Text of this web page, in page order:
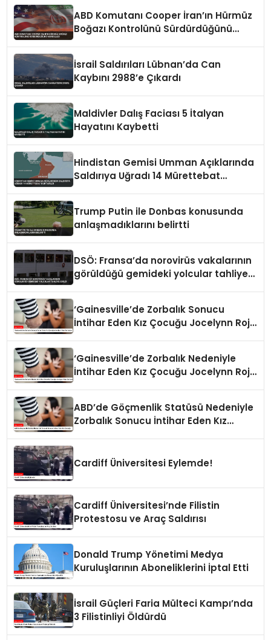
ABD Komutanı Cooper İran’ın Hürmüz
Boğazı Kontrolünü Sürdürdüğünü
İsrail Saldırıları Lübnan’da Can
Kaybını 2988’e Çıkardı
Maldivler Dalış Faciası 5 İtalyan
Hayatını Kaybetti
Hindistan Gemisi Umman Açıklarında
Saldırıya Uğradı 14 Mürettebat
Trump Putin ile Donbas konusunda
anlaşmadıklarını belirtti
DSÖ: Fransa’da norovirüs vakalarının
görüldüğü gemideki yolcular tahliye
‘Gainesville’de Zorbalık Sonucu
İntihar Eden Kız Çocuğu Jocelynn Rojo
‘Gainesville’de Zorbalık Nedeniyle
İntihar Eden Kız Çocuğu Jocelynn Rojo
ABD’de Göçmenlik Statüsü Nedeniyle
Zorbalık Sonucu İntihar Eden Kız
Cardiff Üniversitesi Eylemde!
Cardiff Üniversitesi’nde Filistin
Protestosu ve Araç Saldırısı
Donald Trump Yönetimi Medya
Kuruluşlarının Aboneliklerini İptal Etti
İsrail Güçleri Faria Mülteci Kampı’nda
3 Filistinliyi Öldürdü